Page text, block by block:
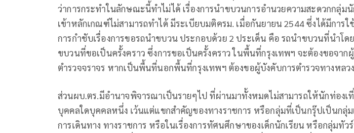
ว่าการกระทำในลักษณะนี้ทำไม่ได้ เรื่องการนำขบวนการอำนวยความสะดวกกลุ่ม
เข้าหลักเกณฑ์ไม่สามารถทำได้ มีระเบียบมติครม. เมื่อกันยายน 2544 ซึ่งได้มีการ
การกำชับเรื่องการขอรถนำขบวน ประกอบด้วย 2 ประเด็น คือ รถนำขบวนที่นำโด
ขบวนที่ขอเป็นครั้งคราว ซึ่งการขอเป็นครั้งคราว ในพื้นที่กรุงเทพฯ จะต้องขอจาก
ตำรวจจราจร หากเป็นพื้นที่นอกพื้นที่กรุงเทพฯ ต้องขอผู้บังคับการตำรวจทางหลวง
ส่วนผบ.ตร.มีอำนาจพิจารณาเป็นรายๆไป ที่ผ่านมาทั้งหมดไม่สามารถให้นักท่องเ
บุคคลใดบุคคลหนึ่ง เว้นแต่แขกสำคัญของทางราชการ หรือกลุ่มที่เป็นกรุ๊ปเป็นกลุ่
การเดินทาง ทางราชการ หรือในเรื่องการทัศนศึกษาของเด็กนักเรียน หรือกลุ่มทัว